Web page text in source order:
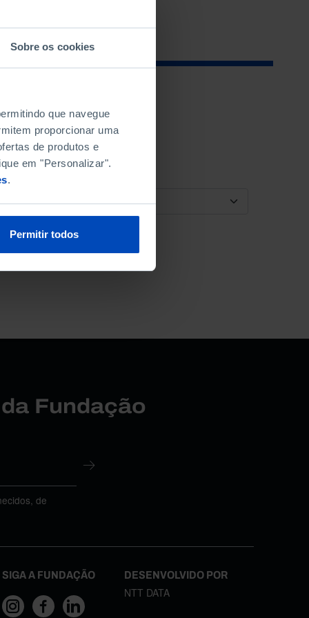
Sobre os cookies
que navegue
proporcionar uma
de produtos e
em "Personalizar".
.
Permitir todos
ORDENAR POR
Fundação
de
SIGA A FUNDAÇÃO DESENVOLVIDO POR
NTT DATA